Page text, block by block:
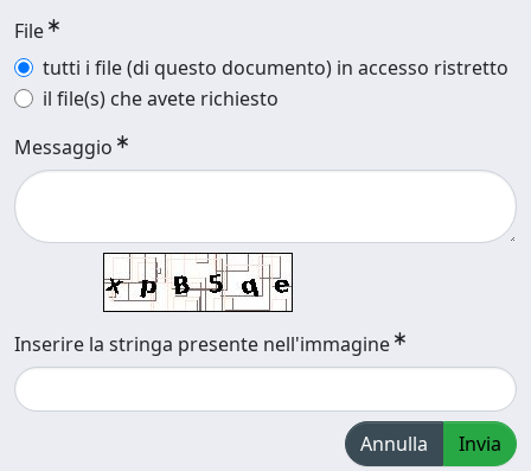
File
tutti i file (di questo documento) in accesso ristretto
il file(s) che avete richiesto
Messaggio
Inserire la stringa presente nell'immagine
Annulla Invia